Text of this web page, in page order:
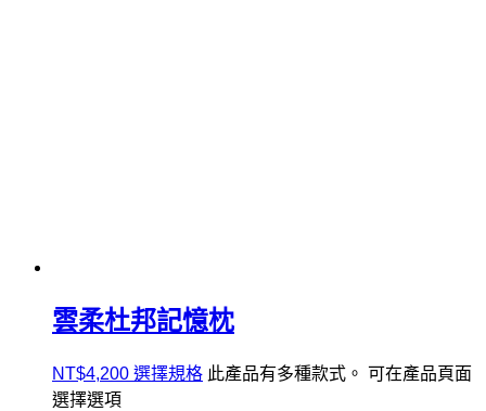
雲柔杜邦記憶枕
NT$4,200 選擇規格 此產品有多種款式。 可在產品頁面
選擇選項